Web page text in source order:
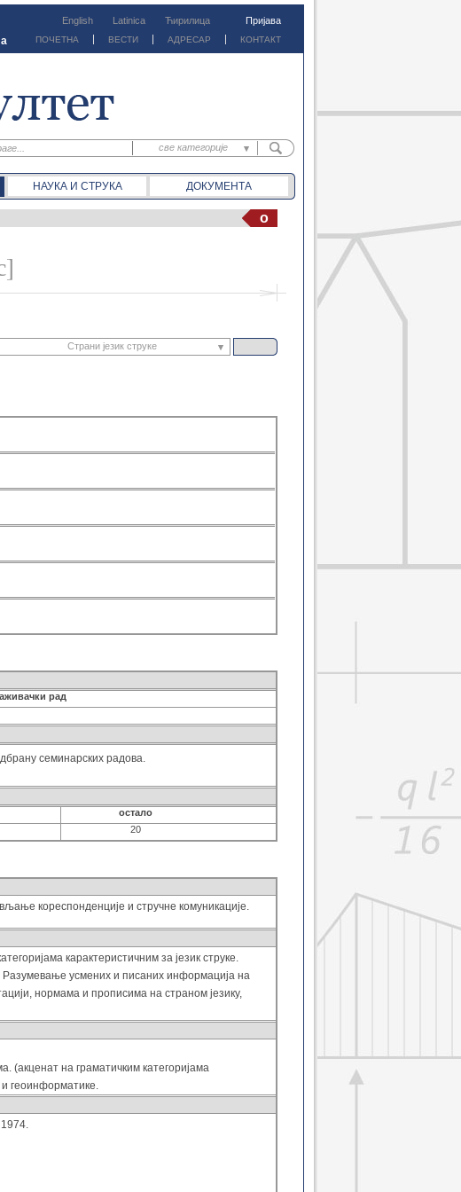
Пријава
Ћирилица
Latinica
English
КОНТАКТ
АДРЕСАР
ВЕСТИ
ПОЧЕТНА
a
све категорије
све категорије
предм. материјали
предм. обавештења
документа
НАУКА И СТРУКА ДОКУМЕНТА
o
Страни језик струке
Страни језик
Теорија грешака геодетских мер...
Техничка физика 2
рад
семинарских радова.
остало
20
кореспонденције и стручне комуникације.
карактеристичним за језик струке.
Разумевање усмених и писаних информација на
нормама и прописима на страном језику,
(акценат на граматичким категоријама
и геоинформатике.